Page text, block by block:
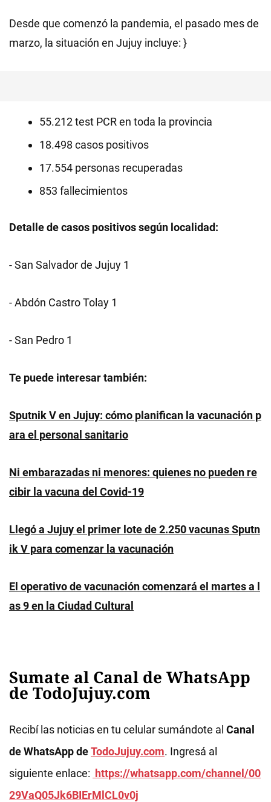
Desde que comenzó la pandemia, el pasado mes de
marzo, la situación en Jujuy incluye: }
55.212 test PCR en toda la provincia
18.498 casos positivos
17.554 personas recuperadas
853 fallecimientos
Detalle de casos positivos según localidad:
- San Salvador de Jujuy 1
- Abdón Castro Tolay 1
- San Pedro 1
Te puede interesar también:
Sputnik V en Jujuy: cómo planifican la vacunación p
ara el personal sanitario
Ni embarazadas ni menores: quienes no pueden re
cibir la vacuna del Covid-19
Llegó a Jujuy el primer lote de 2.250 vacunas Sputn
ik V para comenzar la vacunación
El operativo de vacunación comenzará el martes a l
as 9 en la Ciudad Cultural
Sumate al Canal de WhatsApp
de TodoJujuy.com
Recibí las noticias en tu celular sumándote al Canal
de WhatsApp deTodoJujuy.com. Ingresá al
siguiente enlace: https://whatsapp.com/channel/00
29VaQ05Jk6BIErMlCL0v0j